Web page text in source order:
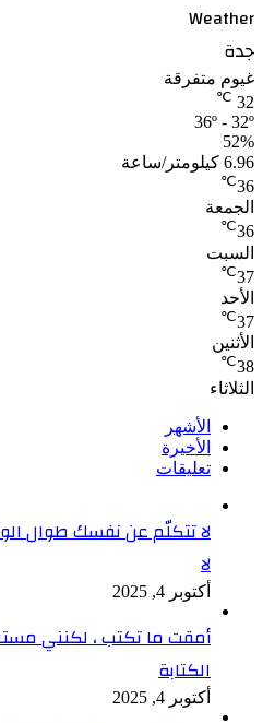
Weather
جدة
غيوم متفرقة
32
℃
36º - 32º
52%
6.96 كيلومتر/ساعة
36
℃
الجمعة
36
℃
السبت
37
℃
الأحد
37
℃
الأثنين
38
℃
الثلاثاء
الأشهر
الأخيرة
تعليقات
لا تتكلّم عن نفسك طوال
لا
أكتوبر 4, 2025
أمقت ما تكتب ، لكنني
الكتابة
أكتوبر 4, 2025